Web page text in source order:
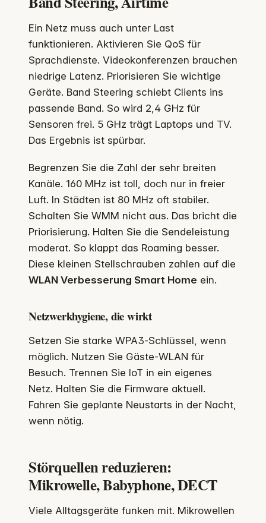
Ein Netz muss auch unter Last
funktionieren. Aktivieren Sie QoS für
Sprachdienste. Videokonferenzen brauchen
niedrige Latenz. Priorisieren Sie wichtige
Geräte. Band Steering schiebt Clients ins
passende Band. So wird 2,4 GHz für
Sensoren frei. 5 GHz trägt Laptops und TV.
Das Ergebnis ist spürbar.
Begrenzen Sie die Zahl der sehr breiten
Kanäle. 160 MHz ist toll, doch nur in freier
Luft. In Städten ist 80 MHz oft stabiler.
Schalten Sie WMM nicht aus. Das bricht die
Priorisierung. Halten Sie die Sendeleistung
moderat. So klappt das Roaming besser.
Diese kleinen Stellschrauben zahlen auf die
WLAN Verbesserung Smart Home ein.
Netzwerkhygiene, die wirkt
Setzen Sie starke WPA3‑Schlüssel, wenn
möglich. Nutzen Sie Gäste‑WLAN für
Besuch. Trennen Sie IoT in ein eigenes
Netz. Halten Sie die Firmware aktuell.
Fahren Sie geplante Neustarts in der Nacht,
wenn nötig.
Störquellen reduzieren:
Mikrowelle, Babyphone, DECT
Viele Alltagsgeräte funken mit. Mikrowellen